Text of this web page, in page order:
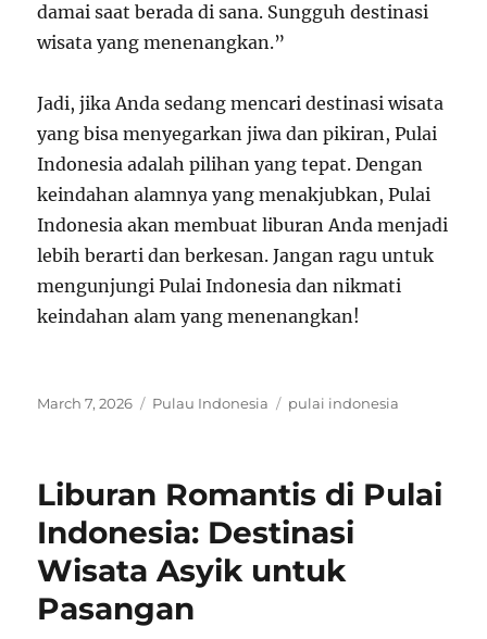
damai saat berada di sana. Sungguh destinasi
wisata yang menenangkan.”
Jadi, jika Anda sedang mencari destinasi wisata
yang bisa menyegarkan jiwa dan pikiran, Pulai
Indonesia adalah pilihan yang tepat. Dengan
keindahan alamnya yang menakjubkan, Pulai
Indonesia akan membuat liburan Anda menjadi
lebih berarti dan berkesan. Jangan ragu untuk
mengunjungi Pulai Indonesia dan nikmati
keindahan alam yang menenangkan!
Posted
March 7, 2026 Categories
Pulau Indonesia Tags
pulai indonesia
Liburan Romantis di Pulai
Indonesia: Destinasi
Wisata Asyik untuk
Pasangan